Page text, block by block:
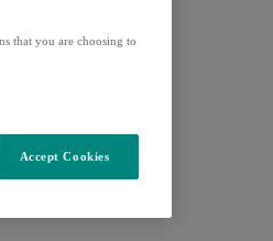
that you are choosing to
Accept Cookies